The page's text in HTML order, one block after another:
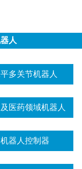
人
多关节机器人
医药领域机器人
机器人控制器